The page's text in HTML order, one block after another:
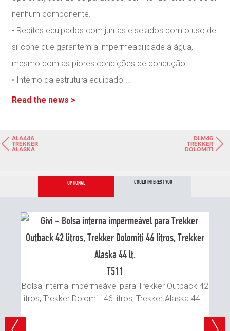
nenhum componente.
• Rebites equipados com juntas e selados com o uso de
silicone que garantem a impermeabilidade à água,
mesmo com as piores condições de condução.
• Interno da estrutura equipado ...
Read the news >
ALA44A
TREKKER
ALASKA
DLM46
TREKKER
DOLOMITI
OPTIONAL COULD INTEREST YOU
T511
Bolsa interna impermeável para Trekker Outback 42
litros, Trekker Dolomiti 46 litros, Trekker Alaska 44 lt.